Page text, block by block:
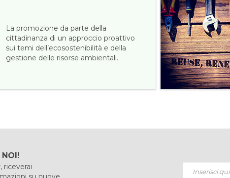
La promozione da parte della
cittadinanza di un approccio proattivo
sui temi dell’ecosostenibilità e della
gestione delle risorse ambientali.
NOI!
riceverai